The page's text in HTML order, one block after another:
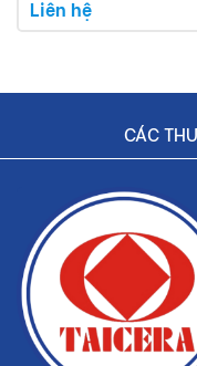
Liên hệ
CÁC